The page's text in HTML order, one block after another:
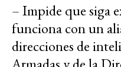
– Impide que siga
funciona con un
direcciones de